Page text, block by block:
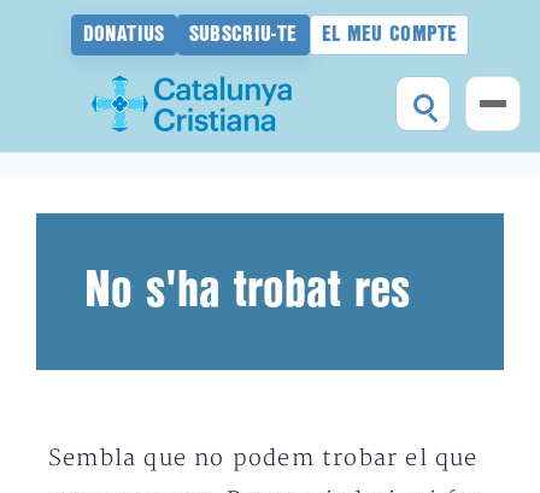
DONATIUS SUBSCRIU-TE EL MEU COMPTE
No s'ha trobat res
Sembla que no podem trobar el que